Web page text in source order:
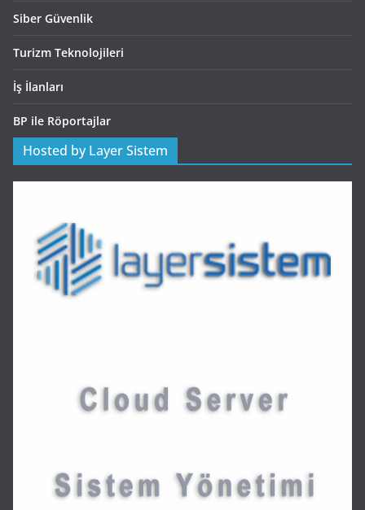
Siber Güvenlik
Turizm Teknolojileri
İş İlanları
BP ile Röportajlar
Hosted by Layer Sistem